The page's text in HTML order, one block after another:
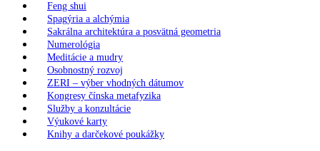
Feng shui
Spagýria a alchýmia
Sakrálna architektúra a posvätná geometria
Numerológia
Meditácie a mudry
Osobnostný rozvoj
ZERI – výber vhodných dátumov
Kongresy čínska metafyzika
Služby a konzultácie
Výukové karty
Knihy a darčekové poukážky